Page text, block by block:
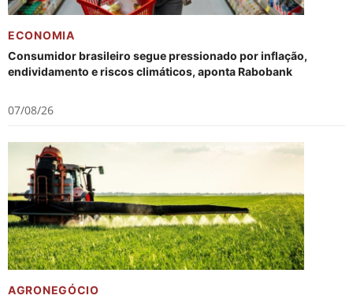
ECONOMIA
Consumidor brasileiro segue pressionado por inflação,
endividamento e riscos climáticos, aponta Rabobank
07/08/26
AGRONEGÓCIO